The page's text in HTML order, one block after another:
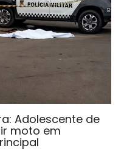
Adolescente de
moto em